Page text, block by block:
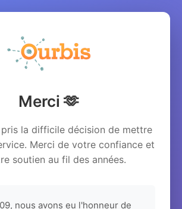
Merci 🫶
la difficile décision de mettre
Merci de votre confiance et
soutien au fil des années.
nous avons eu l'honneur de